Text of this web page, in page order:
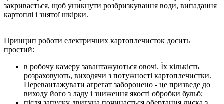
закривається, щоб уникнути розбризкування води, випадання
картоплі і знятої шкірки.
Принцип роботи електричних картоплечисток досить
простий:
в робочу камеру завантажуються овочі. Їх кількість
розраховують, виходячи з потужності картоплечистки.
Перевантажувати агрегат заборонено - це призведе до
виходу його з ладу і зниження якості обробки бульб;